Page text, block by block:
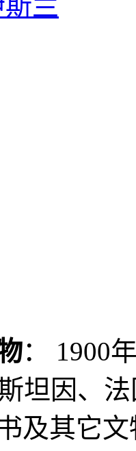
： 1900
坦因、
及其它